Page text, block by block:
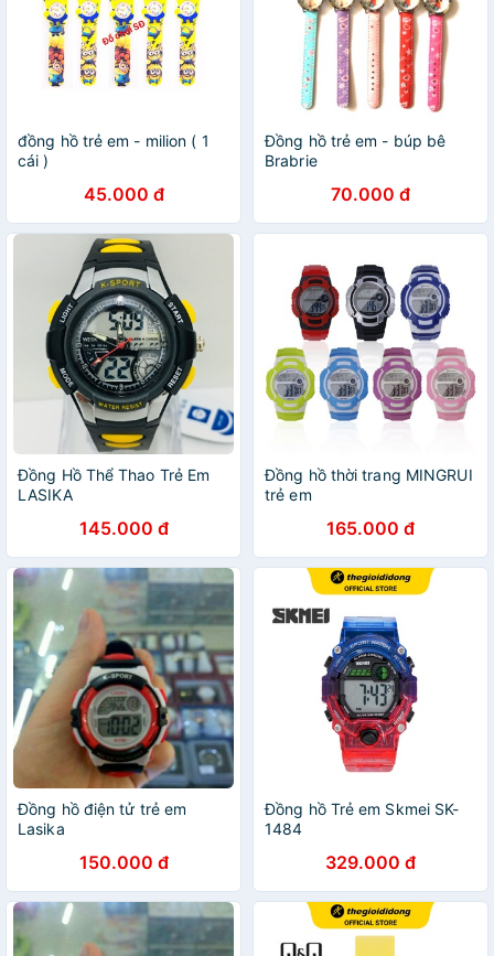
đồng hồ trẻ em - milion ( 1
cái )
45.000 đ
Đồng hồ trẻ em - búp bê
Brabrie
70.000 đ
Đồng Hồ Thể Thao Trẻ Em
LASIKA
145.000 đ
Đồng hồ thời trang MINGRUI
trẻ em
165.000 đ
Đồng hồ điện tử trẻ em
Lasika
150.000 đ
Đồng hồ Trẻ em Skmei SK-
1484
329.000 đ